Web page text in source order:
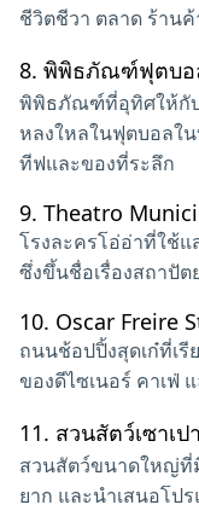
ชีวิตชีวา ตลาด ร้านค้
8. พิพิธภัณฑ์ฟุตบอ
พิพิธภัณฑ์ที่อุทิศให้กับ
หลงใหลในฟุตบอลใ
ทีฟและของที่ระลึก
9. Theatro
โรงละครโอ่อ่าที่ใช้แ
ซึ่งขึ้นชื่อเรื่องสถาปัต
10. Oscar Freire
ถนนช้อปปิ้งสุดเก๋ที่เรี
ของดีไซเนอร์ คาเฟ่
11. สวนสัตว์เซาเป
สวนสัตว์ขนาดใหญ่ที่
ยาก และนำเสนอโป